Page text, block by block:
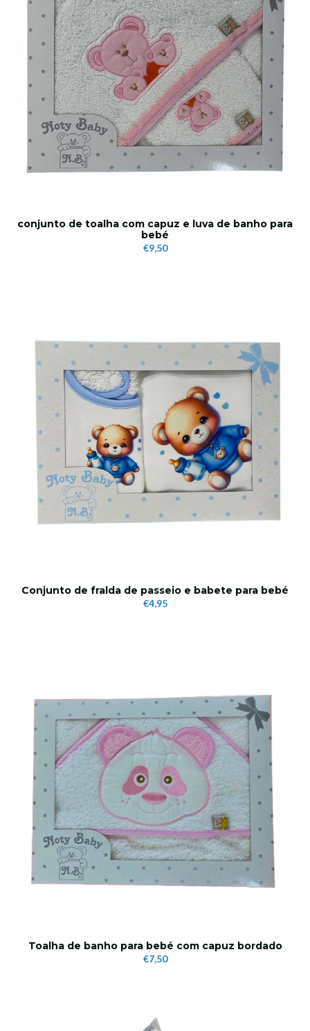
conjunto de toalha com capuz e luva de banho para
bebé
€9,50
Conjunto de fralda de passeio e babete para bebé
€4,95
Toalha de banho para bebé com capuz bordado
€7,50